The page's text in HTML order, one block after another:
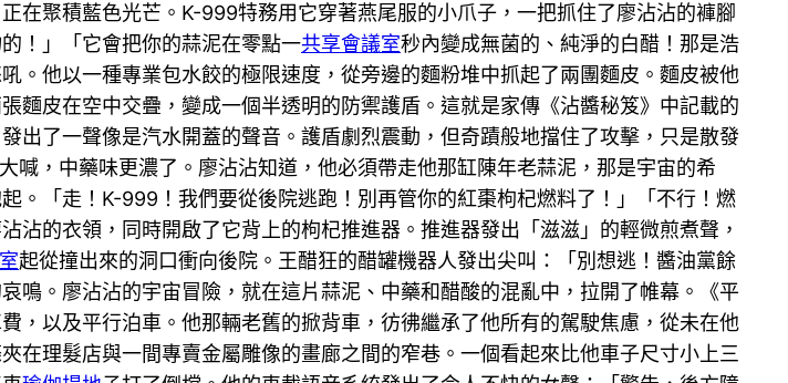
在聚積藍色光芒。K-999特務用它穿著燕尾服的小爪子，一把抓住了廖沾沾的褲腳
！」「它會把你的蒜泥在零點一共享會議室秒內變成無菌的、純淨的白醋！那是浩
。他以一種專業包水餃的極限速度，從旁邊的麵粉堆中抓起了兩團麵皮。麵皮被他
麵皮在空中交疊，變成一個半透明的防禦護盾。這就是家傳《沾醬秘笈》中記載的
出了一聲像是汽水開蓋的聲音。護盾劇烈震動，但奇蹟般地擋住了攻擊，只是散發
，中藥味更濃了。廖沾沾知道，他必須帶走他那缸陳年老蒜泥，那是宇宙的希
。「走！K-999！我們要從後院逃跑！別再管你的紅棗枸杞燃料了！」「不行！燃
的衣領，同時開啟了它背上的枸杞推進器。推進器發出「滋滋」的輕微煎煮聲，
起從撞出來的洞口衝向後院。王醋狂的醋罐機器人發出尖叫：「別想逃！醬油黨餘
鳴。廖沾沾的宇宙冒險，就在這片蒜泥、中藥和醋酸的混亂中，拉開了帷幕。《平
，以及平行泊車。他那輛老舊的掀背車，彷彿繼承了他所有的駕駛焦慮，從未在他
在理髮店與一間專賣金屬雕像的畫廊之間的窄巷。一個看起來比他車子尺寸小上三